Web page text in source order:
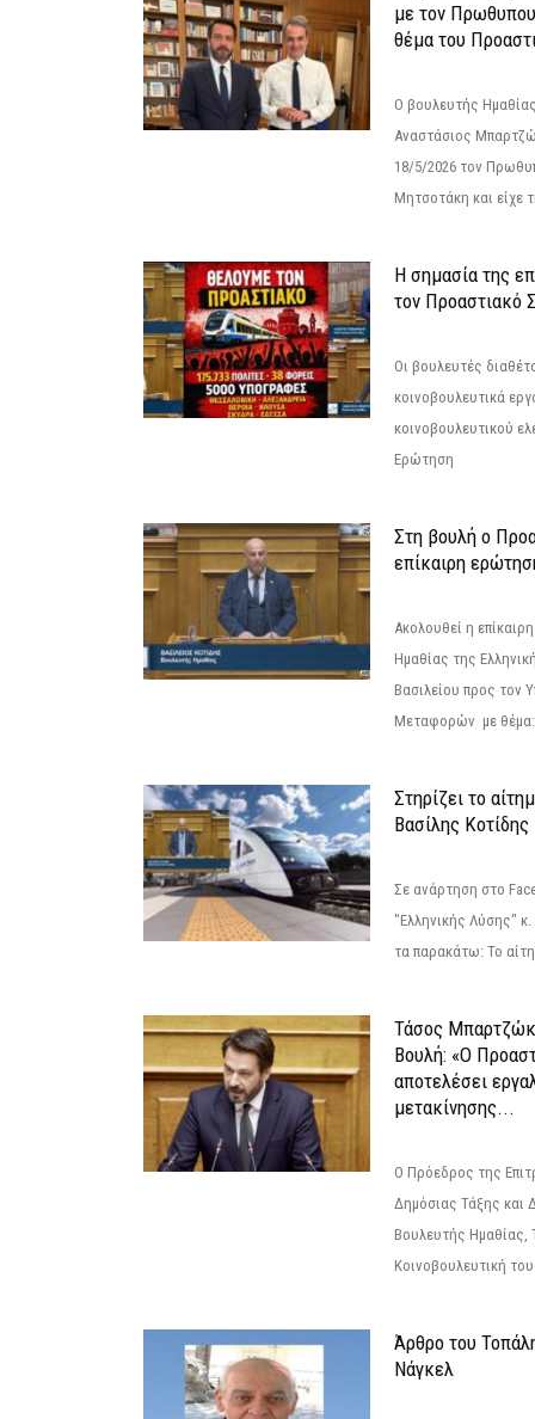
με τον
θέμα του
Ο βουλευτής
Αναστάσιος
18/5/2026 τον
Μητσοτάκη και είχε
Η σημασία της
τον Προαστιακό
Οι βουλευτές
κοινοβουλευτικά
κοινοβουλευτικού
Ερώτηση
Στη βουλή ο
επίκαιρη
Ακολουθεί η
Ημαθίας της
Βασιλείου προς τον
Μεταφορών με θέμα:
Στηρίζει το
Βασίλης Κοτίδης
Σε ανάρτηση στο
"Ελληνικής Λύσης"
τα παρακάτω: Το
Τάσος
Βουλή: «Ο
αποτελέσει
μετακίνησης...
Ο Πρόεδρος της
Δημόσιας Τάξης και
Βουλευτής
Κοινοβουλευτική
Άρθρο του
Νάγκελ